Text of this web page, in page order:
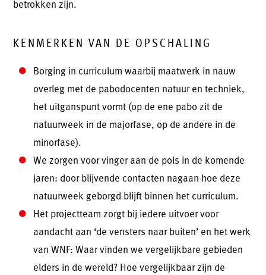
betrokken zijn.
KENMERKEN VAN DE OPSCHALING
Borging in curriculum waarbij maatwerk in nauw
overleg met de pabodocenten natuur en techniek,
het uitganspunt vormt (op de ene pabo zit de
natuurweek in de majorfase, op de andere in de
minorfase).
We zorgen voor vinger aan de pols in de komende
jaren: door blijvende contacten nagaan hoe deze
natuurweek geborgd blijft binnen het curriculum.
Het projectteam zorgt bij iedere uitvoer voor
aandacht aan ‘de vensters naar buiten’ en het werk
van WNF: Waar vinden we vergelijkbare gebieden
elders in de wereld? Hoe vergelijkbaar zijn de